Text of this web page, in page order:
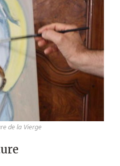
de la Vierge